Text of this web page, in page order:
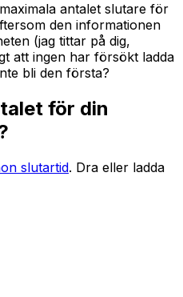
antalet slutare för
den informationen
(jag tittar på dig,
att ingen har försökt ladda
bli den första?
för din
slutartid. Dra eller ladda